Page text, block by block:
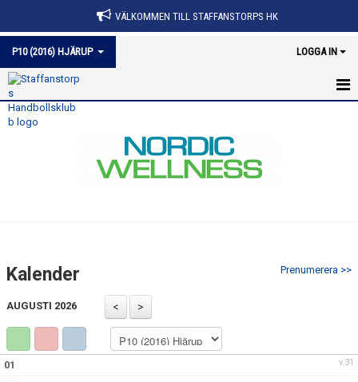
VÄLKOMMEN TILL STAFFANSTORPS HK
P10 (2016) HJÄRUP LOGGA IN
HEM
Prenumerera >>
Kalender
AUGUSTI 2026
v.31
01